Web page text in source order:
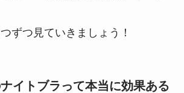
ずつ見ていきましょう！
イトブラって本当に効果ある